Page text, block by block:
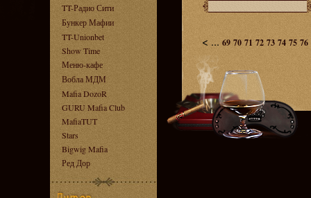
TT-Радио Сити
Бункер Мафии
TT-Unionbet
Show Time
Меню-кафе
Вобла МДМ
Mafia DozoR
GURU Mafia Club
MafiaTUT
Stars
Bigwig Mafia
Ред Дор
< ... 69 70 71 72 73 74 75 76